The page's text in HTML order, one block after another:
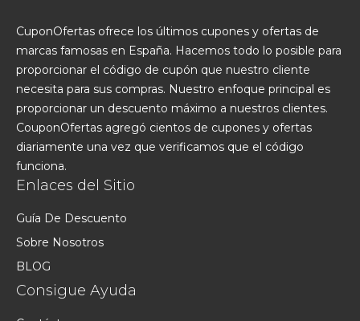
CuponOfertas ofrece los últimos cupones y ofertas de
marcas famosas en España. Hacemos todo lo posible para
proporcionar el código de cupón que nuestro cliente
necesita para sus compras. Nuestro enfoque principal es
proporcionar un descuento máximo a nuestros clientes.
CouponOfertas agregó cientos de cupones y ofertas
diariamente una vez que verificamos que el código
funciona.
Enlaces del Sitio
Guía De Descuento
Sobre Nosotros
BLOG
Consigue Ayuda